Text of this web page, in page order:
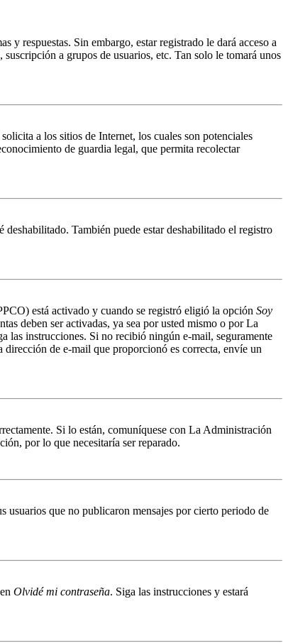
y respuestas. Sin embargo, estar registrado le dará acceso a
a grupos de usuarios, etc. Tan solo le tomará unos
a los sitios de Internet, los cuales son potenciales
de guardia legal, que permita recolectar
También puede estar deshabilitado el registro
está activado y cuando se registró eligió la opción Soy
deben ser activadas, ya sea por usted mismo o por La
las instrucciones. Si no recibió ningún e-mail, seguramente
de e-mail que proporcionó es correcta, envíe un
Si lo están, comuníquese con La Administración
por lo que necesitaría ser reparado.
usuarios que no publicaron mensajes por cierto periodo de
Olvidé mi contraseña. Siga las instrucciones y estará